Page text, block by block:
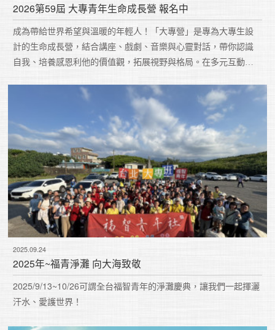
2026第59屆 大專青年生命成長營 報名中
成為帶給世界希望與溫暖的年輕人！「大專營」是專為大專生設
計的生命成長營，結合講座、戲劇、音樂與心靈對話，帶你認識
自我、培養感恩利他的價值觀，拓展視野與格局。在多元互動中
2025.09.24
2025年~福青淨灘 向大海致敬
2025/9/13~10/26可謂全台福智青年的淨灘慶典，讓我們一起揮灑
汗水、愛護世界！